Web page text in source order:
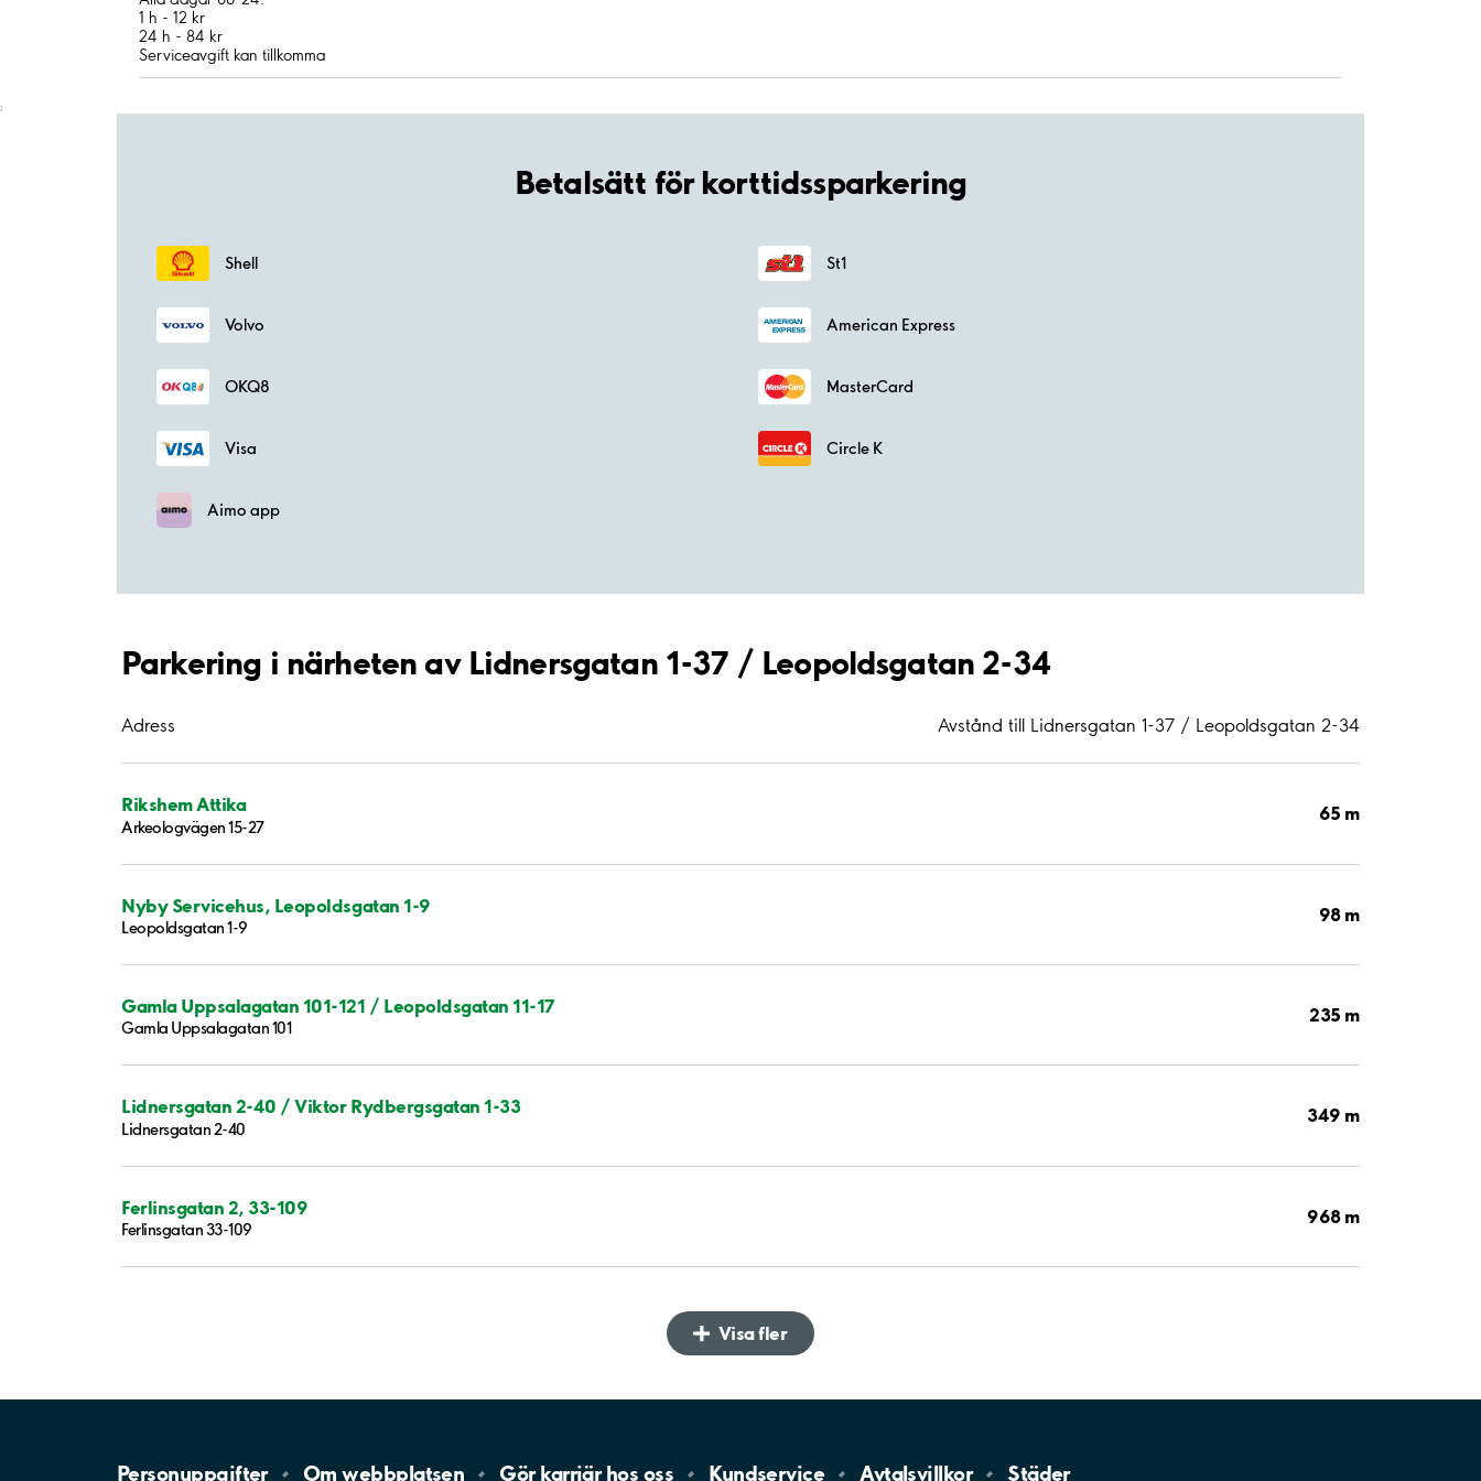
1 h - 12 kr
24 h - 84 kr
Serviceavgift kan tillkomma
;
Betalsätt för korttidssparkering
Shell St1
Volvo American Express
OKQ8 MasterCard
Visa Circle K
Aimo app
Parkering i närheten av Lidnersgatan 1-37 / Leopoldsgatan 2-34
Adress Avstånd till Lidnersgatan 1-37 / Leopoldsgatan 2-34
Rikshem Attika
Arkeologvägen 15-27
65 m
Nyby Servicehus, Leopoldsgatan 1-9
Leopoldsgatan 1-9
98 m
Gamla Uppsalagatan 101-121 / Leopoldsgatan 11-17
Gamla Uppsalagatan 101
235 m
Lidnersgatan 2-40 / Viktor Rydbergsgatan 1-33
Lidnersgatan 2-40
349 m
Ferlinsgatan 2, 33-109
Ferlinsgatan 33-109
968 m
Visa fler
Personuppgifter Omwebbplatsen Gör karriär hos oss Kundservice Avtalsvillkor Städer